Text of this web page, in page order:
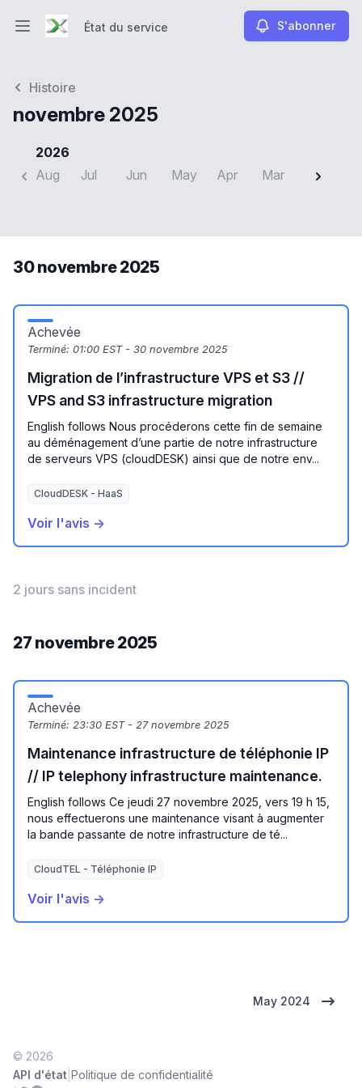
Ouvrir le menu principal
État du service S'abonner
Histoire
novembre 2025
2026
Aug
Jul Jun May Apr Mar Feb
30 novembre 2025
Achevée
Terminé: 01:00 EST - 30 novembre 2025
Migration de l’infrastructure VPS et S3 //
VPS and S3 infrastructure migration
English follows Nous procéderons cette fin de semaine
au déménagement d’une partie de notre infrastructure
de serveurs VPS (cloudDESK) ainsi que de notre env...
CloudDESK - HaaS
Voir l'avis →
2 jours sans incident
27 novembre 2025
Achevée
Terminé: 23:30 EST - 27 novembre 2025
Maintenance infrastructure de téléphonie IP
// IP telephony infrastructure maintenance.
English follows Ce jeudi 27 novembre 2025, vers 19 h 15,
nous effectuerons une maintenance visant à augmenter
la bande passante de notre infrastructure de té...
CloudTEL - Téléphonie IP
Voir l'avis →
May 2024
© 2026
API d'état Politique de confidentialité